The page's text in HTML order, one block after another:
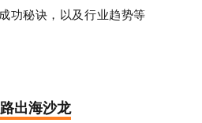
功秘诀，以及行业趋势等
出海沙龙